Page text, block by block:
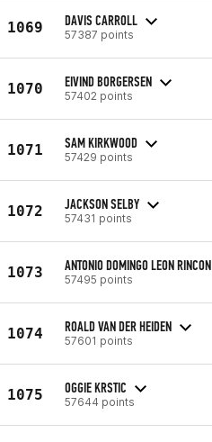
1069 DAVIS CARROLL
57387 points
1070 EIVIND BORGERSEN
57402 points
1071 SAM KIRKWOOD
57429 points
1072 JACKSON SELBY
57431 points
1073 ANTONIO DOMINGO LEON RINCON
57495 points
1074 ROALD VAN DER HEIDEN
57601 points
1075 OGGIE KRSTIC
57644 points